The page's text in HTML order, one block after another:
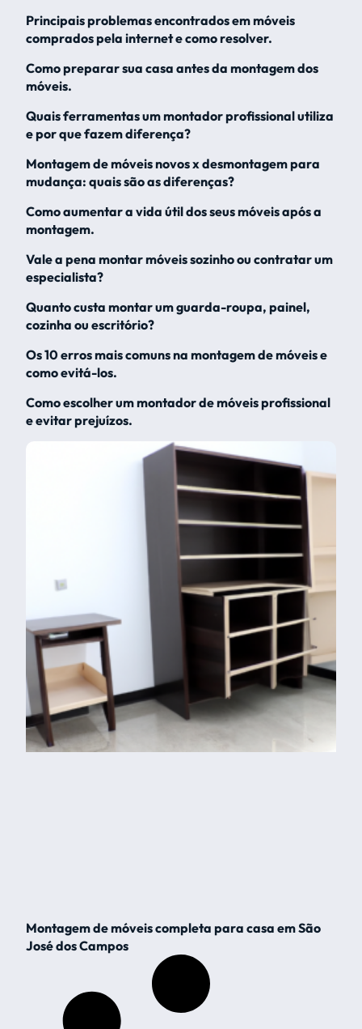
Principais problemas encontrados em móveis
comprados pela internet e como resolver.
Como preparar sua casa antes da montagem dos
móveis.
Quais ferramentas um montador profissional utiliza
e por que fazem diferença?
Montagem de móveis novos x desmontagem para
mudança: quais são as diferenças?
Como aumentar a vida útil dos seus móveis após a
montagem.
Vale a pena montar móveis sozinho ou contratar um
especialista?
Quanto custa montar um guarda-roupa, painel,
cozinha ou escritório?
Os 10 erros mais comuns na montagem de móveis e
como evitá-los.
Como escolher um montador de móveis profissional
e evitar prejuízos.
Montagem de móveis completa para casa em São
José dos Campos